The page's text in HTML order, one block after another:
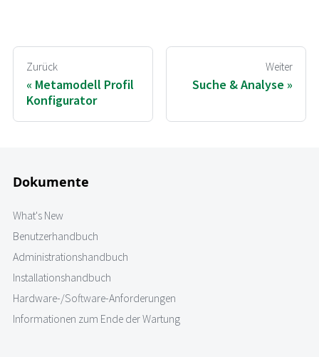
Zurück
Metamodell Profil
Konfigurator
Weiter
Suche & Analyse
Dokumente
What's New
Benutzerhandbuch
Administrationshandbuch
Installationshandbuch
Hardware-/Software-Anforderungen
Informationen zum Ende der Wartung